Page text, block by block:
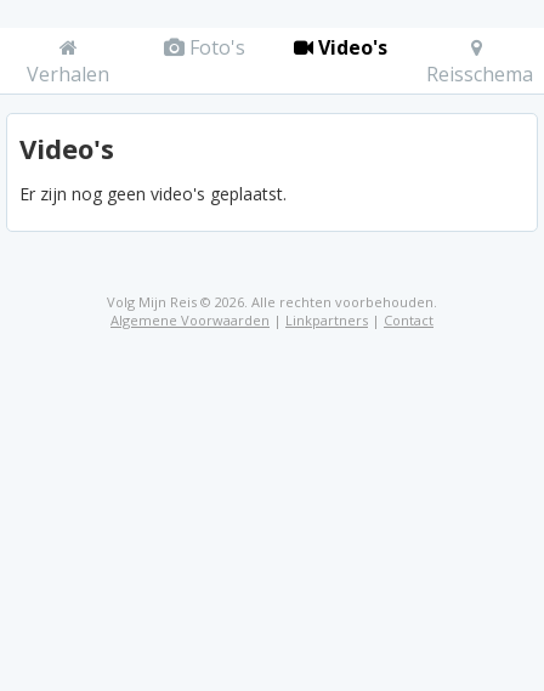
Verhalen
Foto's
Video's
Reisschema
Video's
Er zijn nog geen video's geplaatst.
Volg Mijn Reis © 2026. Alle rechten voorbehouden.
Algemene Voorwaarden | Linkpartners | Contact